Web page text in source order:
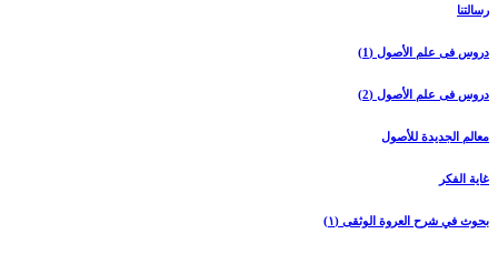
رسالتنا
دروس فی علم الأصول (1)
دروس فی علم الأصول (2)
معالم الجدیدة للأصول
غایة الفکر
بحوث في شرح العروة الوثقی (۱)